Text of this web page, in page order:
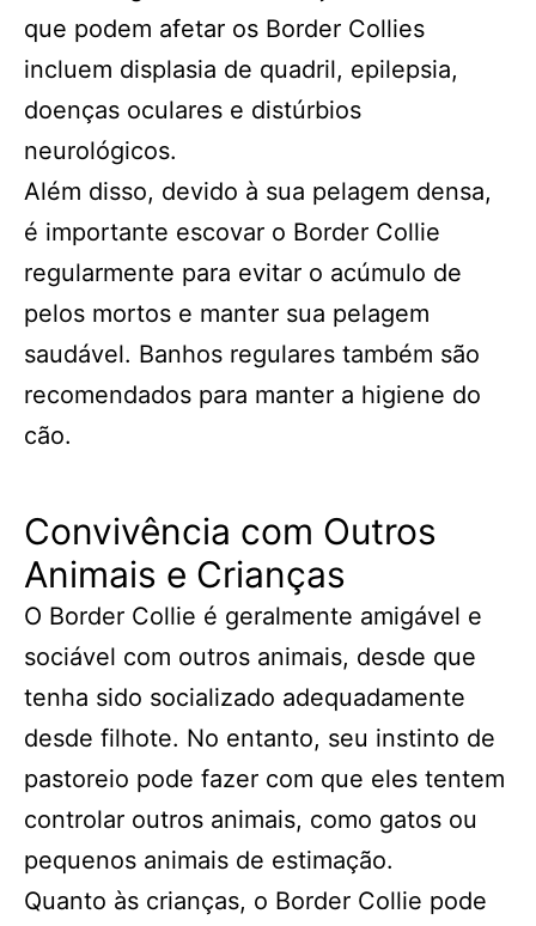
que podem afetar os Border Collies
incluem displasia de quadril, epilepsia,
doenças oculares e distúrbios
neurológicos.
Além disso, devido à sua pelagem densa,
é importante escovar o Border Collie
regularmente para evitar o acúmulo de
pelos mortos e manter sua pelagem
saudável. Banhos regulares também são
recomendados para manter a higiene do
cão.
Convivência com Outros
Animais e Crianças
O Border Collie é geralmente amigável e
sociável com outros animais, desde que
tenha sido socializado adequadamente
desde filhote. No entanto, seu instinto de
pastoreio pode fazer com que eles tentem
controlar outros animais, como gatos ou
pequenos animais de estimação.
Quanto às crianças, o Border Collie pode